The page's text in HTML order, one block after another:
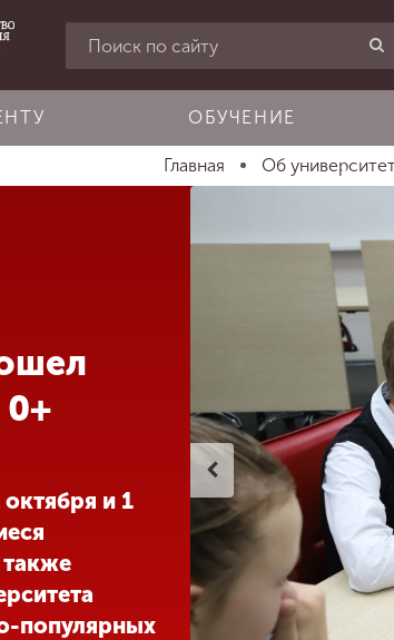
ОБУЧЕНИЕ
Главная Об
и 1
популярных